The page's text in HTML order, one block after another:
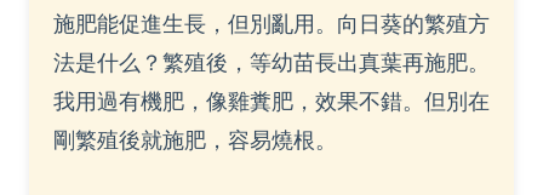
施肥能促進生長，但別亂用。向日葵的繁殖方
法是什么？繁殖後，等幼苗長出真葉再施肥。
我用過有機肥，像雞糞肥，效果不錯。但別在
剛繁殖後就施肥，容易燒根。